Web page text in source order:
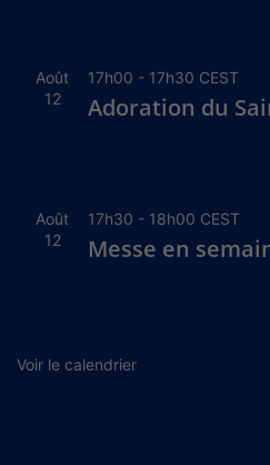
Août
12
17h00 - 17h30 CEST
Adoration du
Août
12
17h30 - 18h00 CEST
Messe en
Voir le calendrier